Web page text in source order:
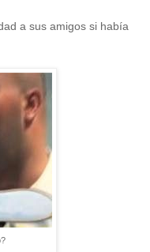
a sus amigos si había